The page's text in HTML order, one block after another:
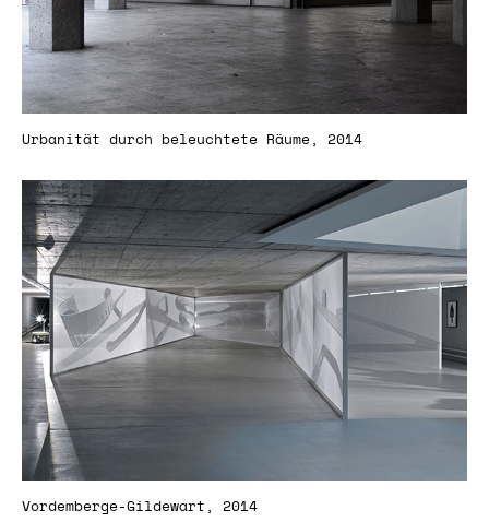
Urbanität durch beleuchtete Räume, 2014
Vordemberge-Gildewart, 2014